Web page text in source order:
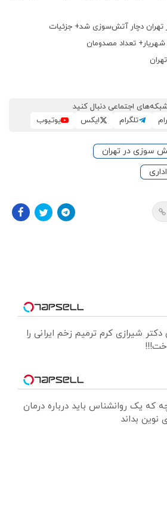
دچار آتش‌سوزی شد+ جزئیات
تعداد مصدومان
شبکه‌های اجتماعی دنبال کنید
تلگرام ایکس یوتیوب
سوزی در تهران
دکتر شیرازی کرم ترمیم زخم ایرانی را
که یک روانشناس باید درباره درمان
نوین بداند